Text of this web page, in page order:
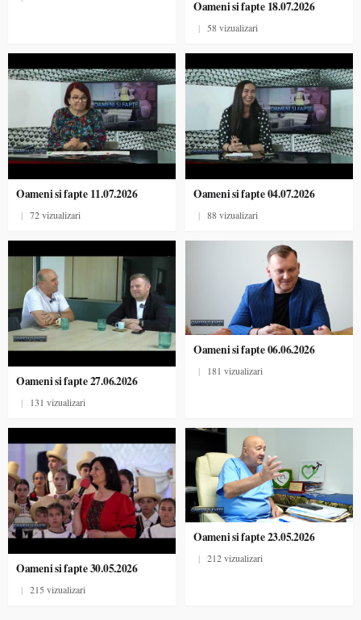
Oameni si fapte 18.07.2026
| 58 vizualizari
Oameni si fapte 11.07.2026
| 72 vizualizari
Oameni si fapte 04.07.2026
| 88 vizualizari
Oameni si fapte 27.06.2026
| 131 vizualizari
Oameni si fapte 06.06.2026
| 181 vizualizari
Oameni si fapte 30.05.2026
| 215 vizualizari
Oameni si fapte 23.05.2026
| 212 vizualizari